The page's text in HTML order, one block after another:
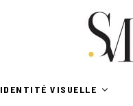
IDENTITÉ VISUELLE